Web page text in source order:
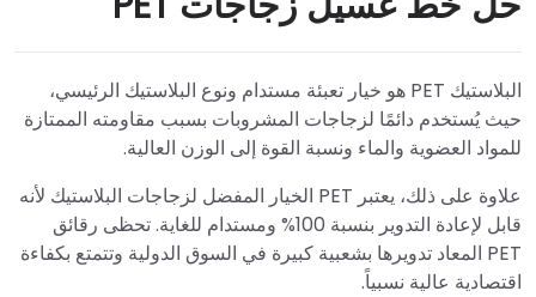
البلاستيك PET هو خيار تعبئة مستدام ونوع البلاستيك الرئيسي،
حيث يُستخدم دائمًا لزجاجات المشروبات بسبب مقاومته الممتازة
للمواد العضوية والماء ونسبة القوة إلى الوزن العالية.
علاوة على ذلك، يعتبر PET الخيار المفضل لزجاجات البلاستيك لأنه
قابل لإعادة التدوير بنسبة 100% ومستدام للغاية. تحظى رقائق
PET المعاد تدويرها بشعبية كبيرة في السوق الدولية وتتمتع بكفاءة
اقتصادية عالية نسبياً.